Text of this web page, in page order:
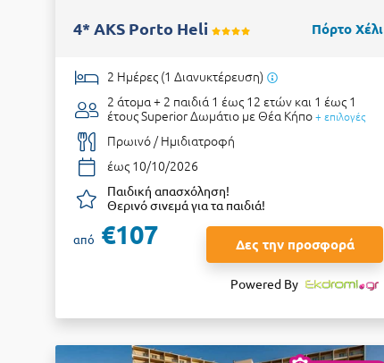
4* AKS Porto Heli Πόρτο Χέλι
2 Ημέρες (1 Διανυκτέρευση)
2 άτομα + 2 παιδιά 1 έως 12 ετών και 1 έως 1
έτουςSuperior Δωμάτιο με Θέα Κήπο+ επιλογές
Πρωινό / Ημιδιατροφή
έως 10/10/2026
Παιδική απασχόληση!
Θερινό σινεμά για τα παιδιά!
από €107 Δες την προσφορά
Powered By